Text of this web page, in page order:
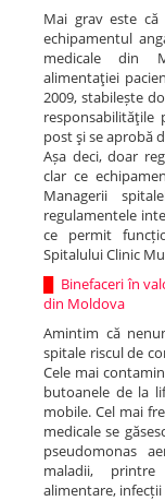
Mai grav este
echipamentul
medicale din
alimentaţiei
2009, stabilește
responsabilităţile
post şi se aprobă
Așa deci, doar
clar ce
Managerii
regulamentele
ce permit
Spitalului Clinic
Binefaceri în
din Moldova
Amintim că
spitale riscul de
Cele mai
butoanele de la
mobile. Cel mai
medicale se
pseudomonas
maladii,
alimentare, infecții